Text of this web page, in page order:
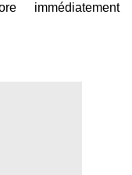
immédiatement